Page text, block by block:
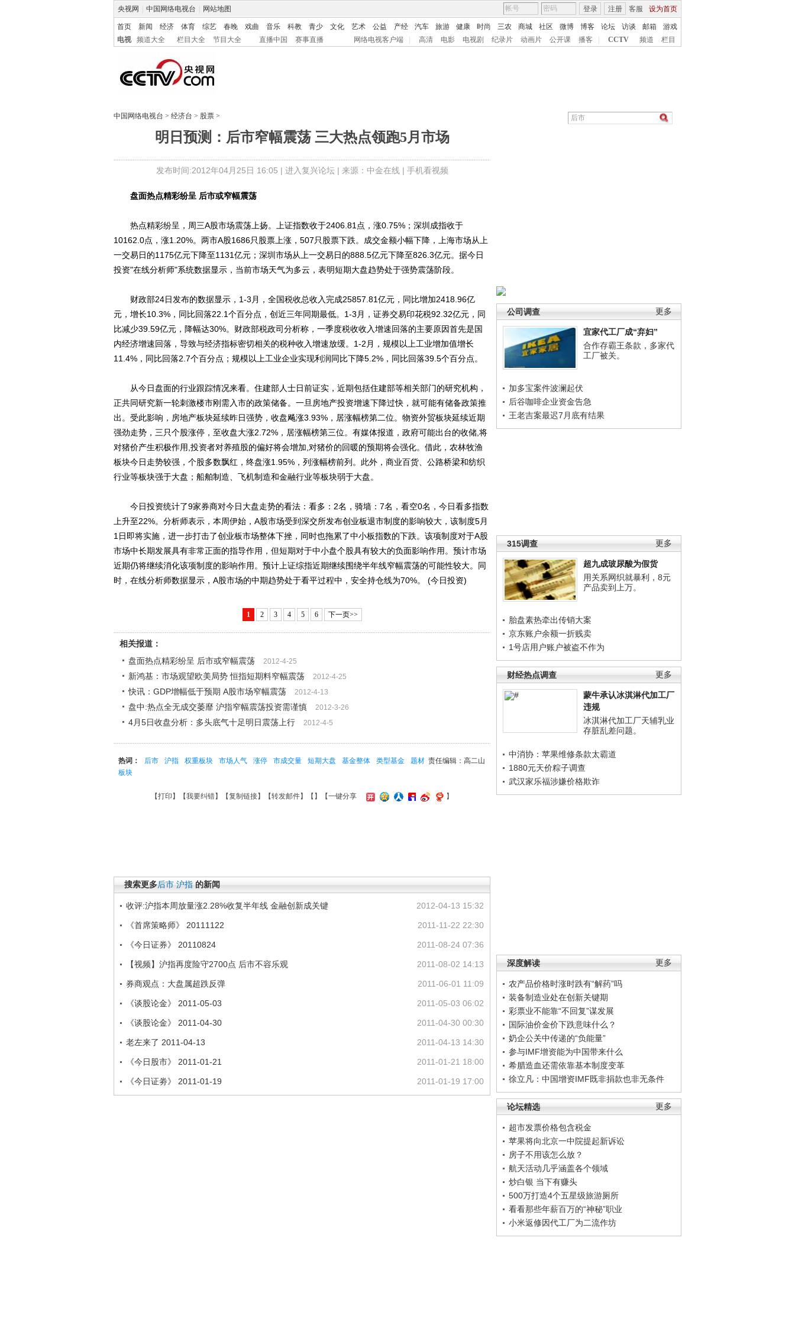
央视网 中国网络电视台 网站地图 客服 设为首页
登录 注册
首页 新闻 经济 体育 综艺 春晚 戏曲 音乐 科教 青少 文化 艺术 公益 产经 汽车 旅游 健康 时尚 三农 商城 社区 微博 博客 论坛 访谈 邮箱
游戏
电视
频道大全 栏目大全 节目大全 直播中国 赛事直播 网络电视客户端 高清 电影 电视剧 纪录片 动画片 公开课 播客 CCTV 频道 栏目
中国网络电视台 > 经济台 > 股票 >
明日预测：后市窄幅震荡 三大热点领跑5月市场
发布时间:2012年04月25日 16:05 | 进入复兴论坛| 来源：中金在线 | 手机看视频
更多
公司调查
宜家代工厂成“弃妇”
合作存霸王条款，多家代
工厂被关。
加多宝案件波澜起伏
后谷咖啡企业资金告急
王老吉案最迟7月底有结果
更多
315调查
超九成玻尿酸为假货
用关系网织就暴利，8元
产品卖到上万。
胎盘素热牵出传销大案
京东账户余额一折贱卖
1号店用户账户被盗不作为
更多
财经热点调查
蒙牛承认冰淇淋代加工厂
违规
冰淇淋代加工厂天辅乳业
存脏乱差问题。
中消协：苹果维修条款太霸道
1880元天价粽子调查
武汉家乐福涉嫌价格欺诈
更多
深度解读
农产品价格时涨时跌有“解药”吗
装备制造业处在创新关键期
彩票业不能靠“不回复”谋发展
国际油价金价下跌意味什么？
奶企公关中传递的“负能量”
参与IMF增资能为中国带来什么
希腊造血还需依靠基本制度变革
徐立凡：中国增资IMF既非捐款也非无条件
更多
论坛精选
超市发票价格包含税金
苹果将向北京一中院提起新诉讼
房子不用该怎么放？
航天活动几乎涵盖各个领域
炒白银 当下有赚头
500万打造4个五星级旅游厕所
看看那些年薪百万的“神秘”职业
小米返修因代工厂为二流作坊
盘面热点精彩纷呈 后市或窄幅震荡
热点精彩纷呈，周三A股市场震荡上扬。上证指数收于2406.81点，涨0.75%；深圳成指收于
10162.0点，涨1.20%。两市A股1686只股票上涨，507只股票下跌。成交金额小幅下降，上海市场从上
一交易日的1175亿元下降至1131亿元；深圳市场从上一交易日的888.5亿元下降至826.3亿元。据今日
投资"在线分析师"系统数据显示，当前市场天气为多云，表明短期大盘趋势处于强势震荡阶段。
财政部24日发布的数据显示，1-3月，全国税收总收入完成25857.81亿元，同比增加2418.96亿
元，增长10.3%，同比回落22.1个百分点，创近三年同期最低。1-3月，证券交易印花税92.32亿元，同
比减少39.59亿元，降幅达30%。财政部税政司分析称，一季度税收收入增速回落的主要原因首先是国
内经济增速回落，导致与经济指标密切相关的税种收入增速放缓。1-2月，规模以上工业增加值增长
11.4%，同比回落2.7个百分点；规模以上工业企业实现利润同比下降5.2%，同比回落39.5个百分点。
从今日盘面的行业跟踪情况来看。住建部人士日前证实，近期包括住建部等相关部门的研究机构，
正共同研究新一轮刺激楼市刚需入市的政策储备。一旦房地产投资增速下降过快，就可能有储备政策推
出。受此影响，房地产板块延续昨日强势，收盘飚涨3.93%，居涨幅榜第二位。物资外贸板块延续近期
强劲走势，三只个股涨停，至收盘大涨2.72%，居涨幅榜第三位。有媒体报道，政府可能出台的收储,将
对猪价产生积极作用,投资者对养殖股的偏好将会增加,对猪价的回暖的预期将会强化。借此，农林牧渔
板块今日走势较强，个股多数飘红，终盘涨1.95%，列涨幅榜前列。此外，商业百货、公路桥梁和纺织
行业等板块强于大盘；船舶制造、飞机制造和金融行业等板块弱于大盘。
今日投资统计了9家券商对今日大盘走势的看法：看多：2名，骑墙：7名，看空0名，今日看多指数
上升至22%。分析师表示，本周伊始，A股市场受到深交所发布创业板退市制度的影响较大，该制度5月
1日即将实施，进一步打击了创业板市场整体下挫，同时也拖累了中小板指数的下跌。该项制度对于A股
市场中长期发展具有非常正面的指导作用，但短期对于中小盘个股具有较大的负面影响作用。预计市场
近期仍将继续消化该项制度的影响作用。预计上证综指近期继续围绕半年线窄幅震荡的可能性较大。同
时，在线分析师数据显示，A股市场的中期趋势处于看平过程中，安全持仓线为70%。 (今日投资)
1 2 3 4 5 6 下一页>>
相关报道：
盘面热点精彩纷呈 后市或窄幅震荡
2012-4-25
新鸿基：市场观望欧美局势 恒指短期料窄幅震荡 2012-4-25
快讯：GDP增幅低于预期 A股市场窄幅震荡 2012-4-13
盘中:热点全无成交萎靡 沪指窄幅震荡投资需谨慎 2012-3-26
4月5日收盘分析：多头底气十足明日震荡上行 2012-4-5
责任编辑：高二山
热词： 后市 沪指 权重板块 市场人气 涨停 市成交量 短期大盘 基金整体 类型基金
题材
板块
【打印 】【我要纠错】【复制链接】【转发邮件】【 】 【一键分享 】
搜索更多后市 沪指 的新闻
2012-04-13 15:32
收评:沪指本周放量涨2.28%收复半年线 金融创新成关键
2011-11-22 22:30
《首席策略师》 20111122
2011-08-24 07:36
《今日证券》 20110824
2011-08-02 14:13
【视频】沪指再度险守2700点 后市不容乐观
2011-06-01 11:09
券商观点：大盘属超跌反弹
2011-05-03 06:02
《谈股论金》 2011-05-03
2011-04-30 00:30
《谈股论金》 2011-04-30
2011-04-13 14:30
老左来了 2011-04-13
2011-01-21 18:00
《今日股市》 2011-01-21
2011-01-19 17:00
《今日证劵》 2011-01-19